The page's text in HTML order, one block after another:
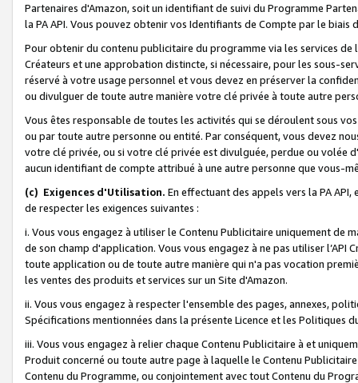
Partenaires d'Amazon, soit un identifiant de suivi du Programme
la PA API. Vous pouvez obtenir vos Identifiants de Compte par le biais
Pour obtenir du contenu publicitaire du programme via les services
Créateurs et une approbation distincte, si nécessaire, pour les sous-
réservé à votre usage personnel et vous devez en préserver la
ou divulguer de toute autre manière votre clé privée à toute autre
Vous êtes responsable de toutes les activités qui se déroulent sous
ou par toute autre personne ou entité. Par conséquent, vous devez
votre clé privée, ou si votre clé privée est divulguée, perdue ou volée
aucun identifiant de compte attribué à une autre personne que vous-
(c) Exigences d'Utilisation. En effectuant des appels vers la PA
de respecter les exigences suivantes :
i. Vous vous engagez à utiliser le Contenu Publicitaire uniquement de
de son champ d'application. Vous vous engagez à ne pas utiliser l’API
toute application ou de toute autre manière qui n'a pas vocation
les ventes des produits et services sur un Site d'Amazon.
ii. Vous vous engagez à respecter l'ensemble des pages, annexes,
Spécifications mentionnées dans la présente Licence et les Politiques
iii. Vous vous engagez à relier chaque Contenu Publicitaire à et
Produit concerné ou toute autre page à laquelle le Contenu
Contenu du Programme, ou conjointement avec tout Contenu du